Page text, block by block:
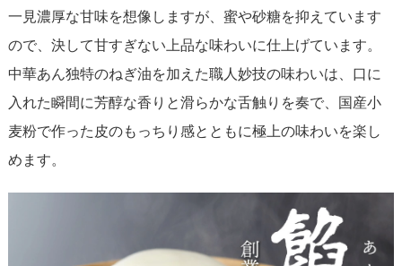
一見濃厚な甘味を想像しますが、蜜や砂糖を抑えています
ので、決して甘すぎない上品な味わいに仕上げています。
中華あん独特のねぎ油を加えた職人妙技の味わいは、口に
入れた瞬間に芳醇な香りと滑らかな舌触りを奏で、国産小
麦粉で作った皮のもっちり感とともに極上の味わいを楽し
めます。